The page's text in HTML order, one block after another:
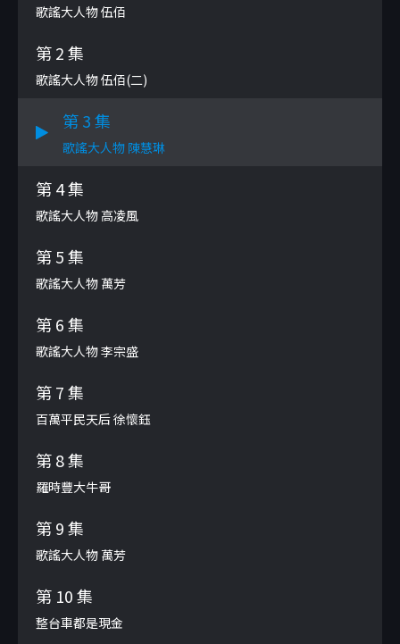
歌謠大人物 伍佰
第 2 集
歌謠大人物 伍佰(二)
第 3 集
歌謠大人物 陳慧琳
第 4 集
歌謠大人物 高凌風
第 5 集
歌謠大人物 萬芳
第 6 集
歌謠大人物 李宗盛
第 7 集
百萬平民天后 徐懷鈺
第 8 集
羅時豐大牛哥
第 9 集
歌謠大人物 萬芳
第 10 集
整台車都是現金